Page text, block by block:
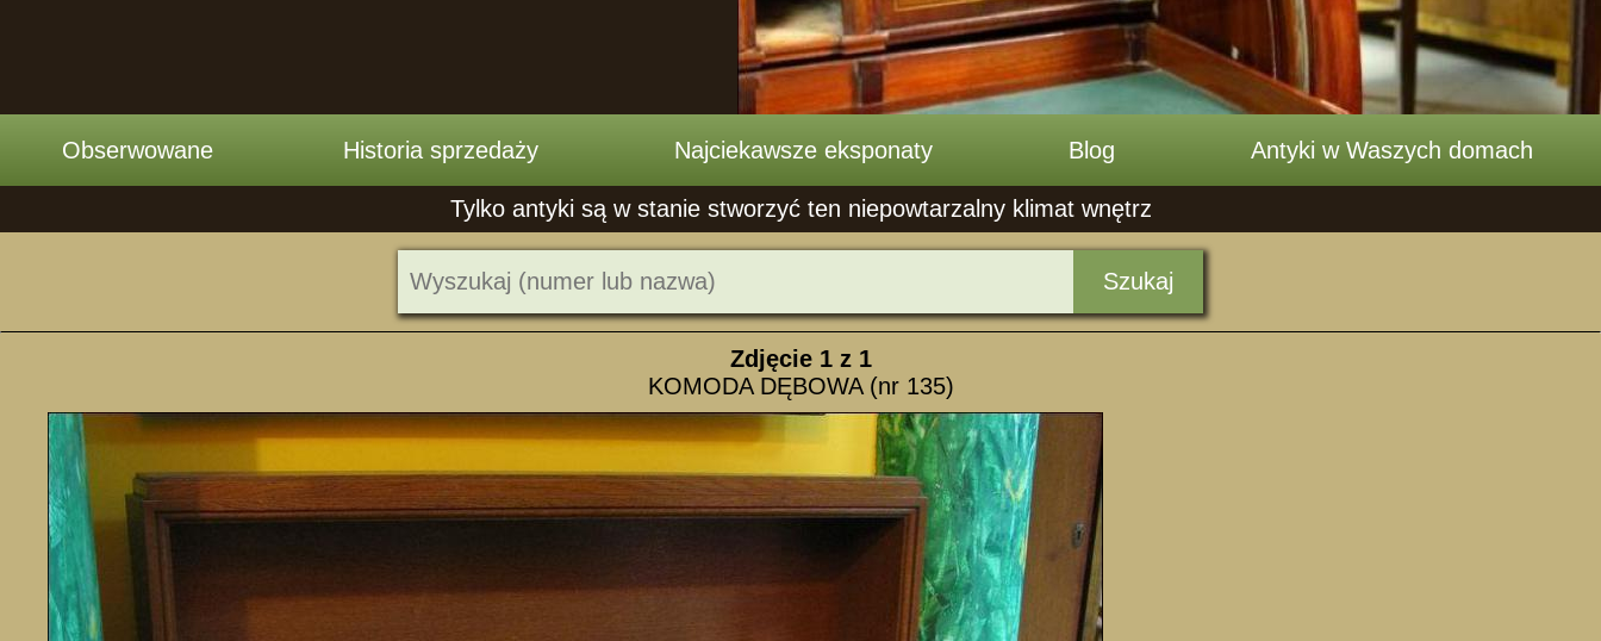
Obserwowane Historia sprzedaży Najciekawsze eksponaty Blog Antyki w Waszych domach
Tylko antyki są w stanie stworzyć ten niepowtarzalny klimat wnętrz
Szukaj
Zdjęcie 1z 1
KOMODA DĘBOWA (nr 135)